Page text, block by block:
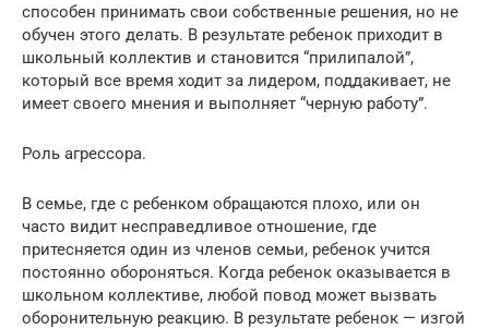
способен принимать свои собственные решения, но не
обучен этого делать. В результате ребенок приходит в
школьный коллектив и становится “прилипалой”,
который все время ходит за лидером, поддакивает, не
имеет своего мнения и выполняет “черную работу”.
Роль агрессора.
В семье, где с ребенком обращаются плохо, или он
часто видит несправедливое отношение, где
притесняется один из членов семьи, ребенок учится
постоянно обороняться. Когда ребенок оказывается в
школьном коллективе, любой повод может вызвать
оборонительную реакцию. В результате ребенок — изгой